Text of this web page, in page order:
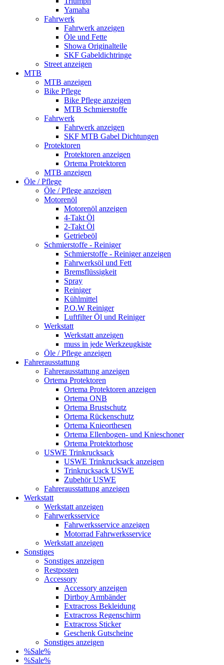
Yamaha
Fahrwerk
Fahrwerk anzeigen
Öle und Fette
Showa Originalteile
SKF Gabeldichtringe
Street anzeigen
MTB
MTB anzeigen
Bike Pflege
Bike Pflege anzeigen
MTB Schmierstoffe
Fahrwerk
Fahrwerk anzeigen
SKF MTB Gabel Dichtungen
Protektoren
Protektoren anzeigen
Ortema Protektoren
MTB anzeigen
Öle / Pflege
Öle / Pflege anzeigen
Motorenöl
Motorenöl anzeigen
4-Takt Öl
2-Takt Öl
Getriebeöl
Schmierstoffe - Reiniger
Schmierstoffe - Reiniger anzeigen
Fahrwerksöl und Fett
Bremsflüssigkeit
Spray
Reiniger
Kühlmittel
P.O.W Reiniger
Luftfilter Öl und Reiniger
Werkstatt
Werkstatt anzeigen
muss in jede Werkzeugkiste
Öle / Pflege anzeigen
Fahrerausstattung
Fahrerausstattung anzeigen
Ortema Protektoren
Ortema Protektoren anzeigen
Ortema ONB
Ortema Brustschutz
Ortema Rückenschutz
Ortema Knieorthesen
Ortema Ellenbogen- und Knieschoner
Ortema Protektorhose
USWE Trinkrucksack
USWE Trinkrucksack anzeigen
Trinkrucksack USWE
Zubehör USWE
Fahrerausstattung anzeigen
Werkstatt
Werkstatt anzeigen
Fahrwerksservice
Fahrwerksservice anzeigen
Motorrad Fahrwerksservice
Werkstatt anzeigen
Sonstiges
Sonstiges anzeigen
Restposten
Accessory
Accessory anzeigen
Dirtboy Armbänder
Extracross Bekleidung
Extracross Regenschirm
Extracross Sticker
Geschenk Gutscheine
Sonstiges anzeigen
%Sale%
%Sale%